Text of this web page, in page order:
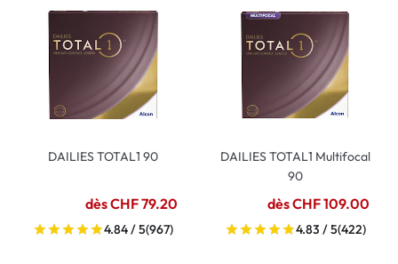
DAILIES TOTAL1 90
dès CHF 79.20
4.84 / 5(967)
DAILIES TOTAL1 Multifocal
90
dès CHF 109.00
4.83 / 5(422)